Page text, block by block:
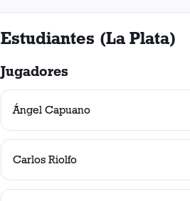
Estudiantes (La Plata)
Jugadores
Ángel Capuano
Carlos Riolfo